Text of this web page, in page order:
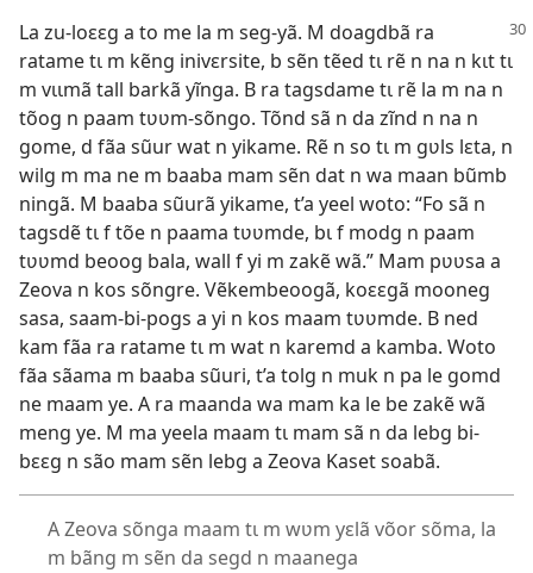
La zu-loɛɛg a to me la m seg-yã. M doagdbã ra
ratame tɩ m kẽng inivɛrsite, b sẽn tẽed tɩ rẽ n na n kɩt tɩ
m vɩɩmã tall barkã yĩnga. B ra tagsdame tɩ rẽ la m na n
tõog n paam tʋʋm-sõngo. Tõnd sã n da zĩnd n na n
gome, d fãa sũur wat n yikame. Rẽ n so tɩ m gʋls lɛta, n
wilg m ma ne m baaba mam sẽn dat n wa maan bũmb
ningã. M baaba sũurã yikame, t’a yeel woto: “Fo sã n
tagsdẽ tɩ f tõe n paama tʋʋmde, bɩ f modg n paam
tʋʋmd beoog bala, wall f yi m zakẽ wã.” Mam pʋʋsa a
Zeova n kos sõngre. Vẽkembeoogã, koɛɛgã mooneg
sasa, saam-bi-pogs a yi n kos maam tʋʋmde. B ned
kam fãa ra ratame tɩ m wat n karemd a kamba. Woto
fãa sãama m baaba sũuri, t’a tolg n muk n pa le gomd
ne maam ye. A ra maanda wa mam ka le be zakẽ wã
meng ye. M ma yeela maam tɩ mam sã n da lebg bi-
bɛɛg n são mam sẽn lebg a Zeova Kaset soabã.
A Zeova sõnga maam tɩ m wʋm yɛlã võor sõma, la
m bãng m sẽn da segd n maanega